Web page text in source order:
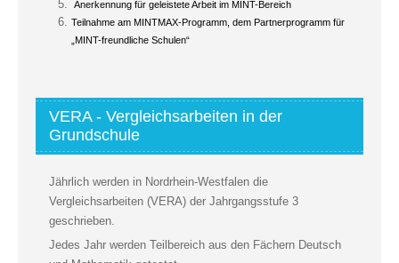
Anerkennung für geleistete Arbeit im MINT-Bereich
Teilnahme am MINTMAX-Programm, dem Partnerprogramm für
„MINT-freundliche Schulen“
VERA - Vergleichsarbeiten in der
Grundschule
Jährlich werden in Nordrhein-Westfalen die
Vergleichsarbeiten (VERA) der Jahrgangsstufe 3
geschrieben.
Jedes Jahr werden Teilbereich aus den Fächern Deutsch